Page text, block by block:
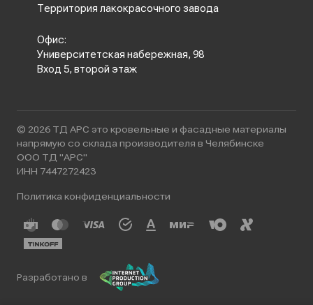
Территория лакокрасочного завода
Офис:
Университетская набережная, 98
Вход 5, второй этаж
© 2026 ТД АРС это кровельные и фасадные материалы
напрямую со склада производителя в Челябинске
ООО ТД "АРС"
ИНН 7447272423
Политика конфиденциальности
Разработано в